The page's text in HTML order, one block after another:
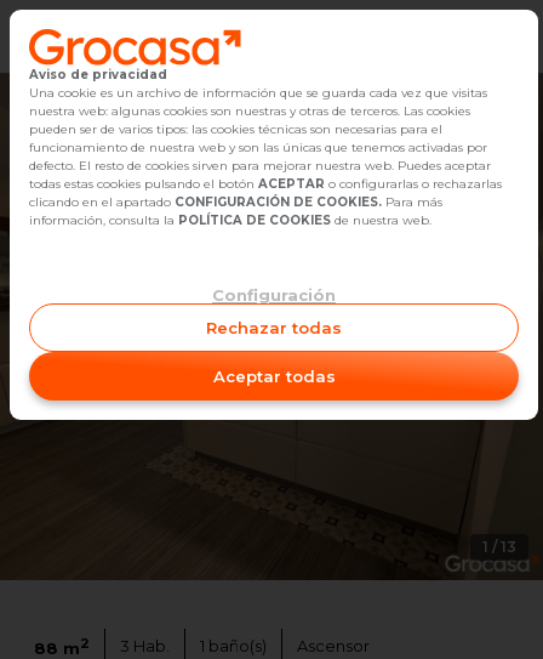
Vender
Buscar Inmuebles
Alquiler
Empleo
Oficinas
Contacto
1 / 13
88 m2 3 Hab. 1 baño(s) Ascensor
Aviso de privacidad
Una cookie es un archivo de información que se guarda cada vez que visitas
nuestra web: algunas cookies son nuestras y otras de terceros. Las cookies
pueden ser de varios tipos: las cookies técnicas son necesarias para el
funcionamiento de nuestra web y son las únicas que tenemos activadas por
defecto. El resto de cookies sirven para mejorar nuestra web. Puedes aceptar
todas estas cookies pulsando el botón ACEPTAR o configurarlas o rechazarlas
clicando en el apartado CONFIGURACIÓN DE COOKIES. Para más
información, consulta la POLÍTICA DE COOKIES de nuestra web.
Configuración
Rechazar todas
Aceptar todas